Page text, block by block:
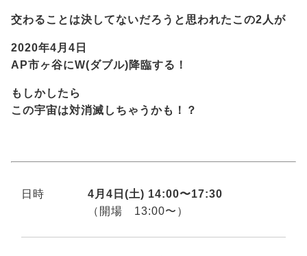
交わることは決してないだろうと思われたこの2人が
2020年4月4日
AP市ヶ谷にW(ダブル)降臨する！
もしかしたら
この宇宙は対消滅しちゃうかも！？
日時
4月4日(土) 14:00〜17:30
（開場 13:00〜）